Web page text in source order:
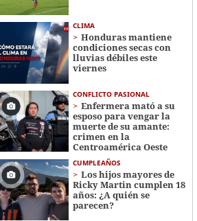
CLIMA
Honduras mantiene
condiciones secas con
lluvias débiles este
viernes
CONFLICTO PASIONAL
Enfermera mató a su
esposo para vengar la
muerte de su amante:
crimen en la
Centroamérica Oeste
CUMPLEAÑOS
Los hijos mayores de
Ricky Martin cumplen 18
años: ¿A quién se
parecen?